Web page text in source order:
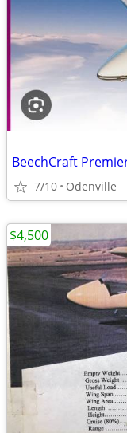
BeechCraft
7/10 Odenville
$4,500